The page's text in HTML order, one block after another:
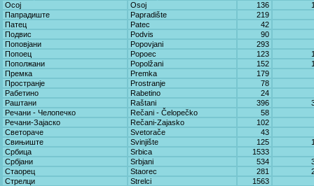
Осој
Osoj 136
Папрадиште
Papradište
219
Патец
Patec
42
Подвис
Podvis
90
Поповјани
Popovjani
293
Попоец
Popoec 123
Пополжани
Popolžani 152
Премка
Premka
179
Пространје
Prostranje
78
Рабетино
Rabetino
24
Раштани
Raštani 396
Речани - Челопечко
Rečani - Čelopečko
58
Речани-Зајаско
Rečani-Zajasko
102
Светораче
Svetorače
43
Свињиште
Svinjište 125
Србица
Srbica
1533
Србјани
Srbjani 534
Стаорец
Staorec 281
Стрелци
Strelci
1563